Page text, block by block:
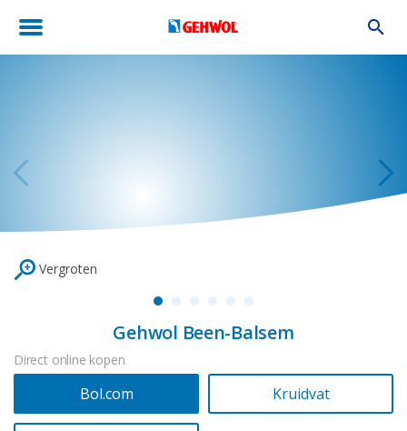
Vergroten
Gehwol Been-Balsem
Direct online kopen
Bol.com Kruidvat